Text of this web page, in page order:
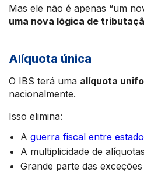
Mas ele não é apenas “um
uma nova lógica de
Alíquota única
O IBS terá uma alíquota
nacionalmente.
Isso elimina:
A guerra fiscal entre
A multiplicidade de
Grande parte das exceções